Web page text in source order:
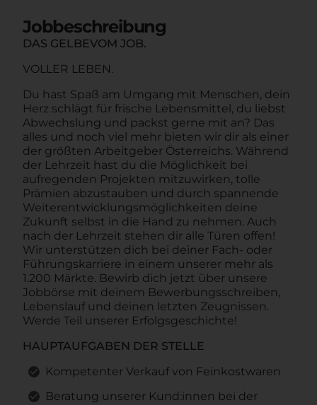
Jobbeschreibung
DAS GELBEVOM JOB.
VOLLER LEBEN.
Du hast Spaß am Umgang mit Menschen, dein
Herz schlägt für frische Lebensmittel, du liebst
Abwechslung und packst gerne mit an? Das
alles und noch viel mehr bieten wir dir als einer
der größten Arbeitgeber Österreichs. Während
der Lehrzeit hast du die Möglichkeit bei
aufregenden Projekten mitzuwirken, tolle
Prämien abzustauben und durch spannende
Weiterentwicklungsmöglichkeiten deine
Zukunft selbst in die Hand zu nehmen. Auch
nach der Lehrzeit stehen dir alle Türen offen!
Wir unterstützen dich bei deiner Fach- oder
Führungskarriere in einem unserer mehr als
1.200 Märkte. Bewirb dich jetzt über unsere
Jobbörse mit deinem Bewerbungsschreiben,
Lebenslauf und deinen letzten Zeugnissen.
Werde Teil unserer Erfolgsgeschichte!
HAUPTAUFGABEN DER STELLE
Kompetenter Verkauf von Feinkostwaren
Beratung unserer Kund:innen bei der